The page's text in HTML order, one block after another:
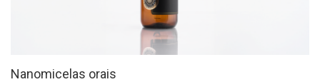
Nanomicelas orais